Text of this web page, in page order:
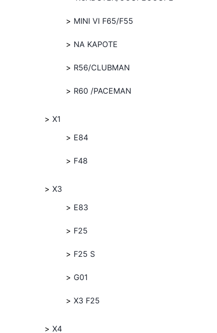
MINI VI F65/F55
NA KAPOTE
R56/CLUBMAN
R60 /PACEMAN
X1
E84
F48
X3
E83
F25
F25 S
G01
X3 F25
X4